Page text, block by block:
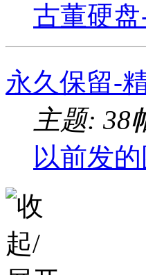
古董硬
永久保留-
主题: 38
以前发